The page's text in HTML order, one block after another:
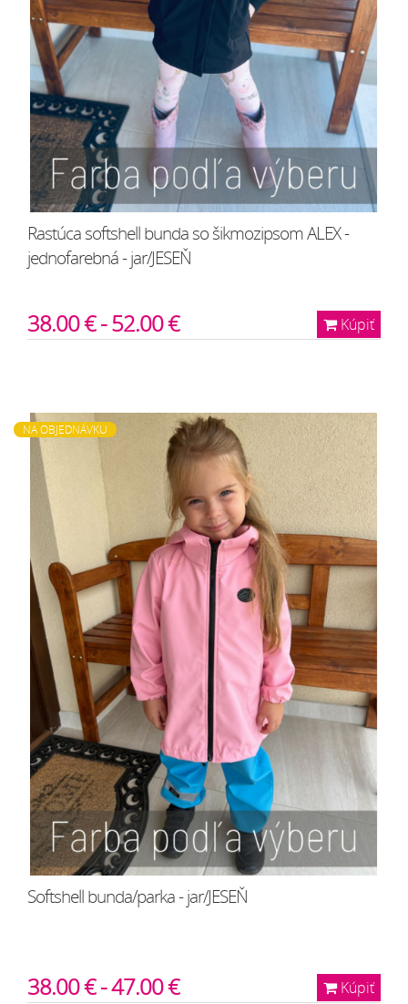
Rastúca softshell bunda so šikmozipsom ALEX -
jednofarebná - jar/JESEŇ
Kúpiť
38.00 € - 52.00 €
NA OBJEDNÁVKU
Softshell bunda/parka - jar/JESEŇ
Kúpiť
38.00 € - 47.00 €